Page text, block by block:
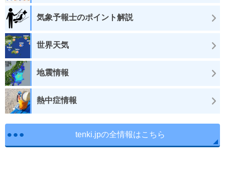
気象予報士のポイント解説
世界天気
地震情報
熱中症情報
tenki.jpの全情報はこちら